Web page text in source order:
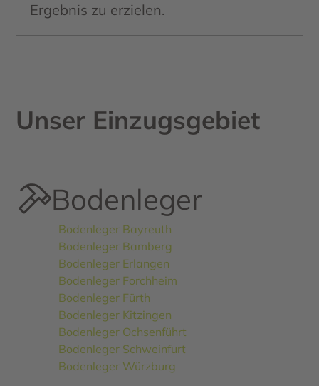
Ergebnis zu erzielen.
Unser Einzugsgebiet
Bodenleger
Bodenleger Bayreuth
Bodenleger Bamberg
Bodenleger Erlangen
Bodenleger Forchheim
Bodenleger Fürth
Bodenleger Kitzingen
Bodenleger Ochsenführt
Bodenleger Schweinfurt
Bodenleger Würzburg